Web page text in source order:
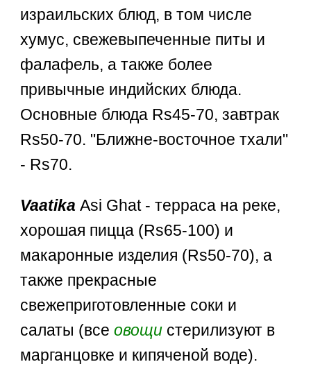
израильских блюд, в том числе
хумус, свежевыпеченные питы и
фалафель, а также более
привычные индийских блюда.
Основные блюда Rs45-70, завтрак
Rs50-70. "Ближне-восточное тхали"
- Rs70.
VaatikaAsi Ghat - терраса на реке,
хорошая пицца (Rs65-100) и
макаронные изделия (Rs50-70), а
также прекрасные
свежеприготовленные соки и
салаты (всеовощи стерилизуют в
марганцовке и кипяченой воде).